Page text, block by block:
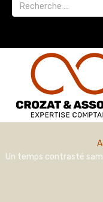
Un temps contrasté